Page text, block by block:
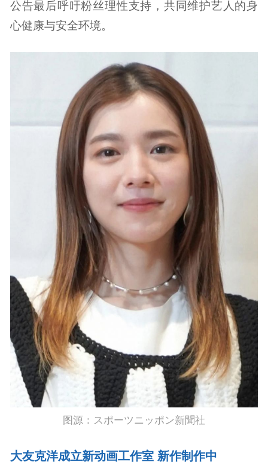
公告最后呼吁粉丝理性支持，共同维护艺人的身
心健康与安全环境。
图源：スポーツニッポン新聞社
大友克洋成立新动画工作室 新作制作中